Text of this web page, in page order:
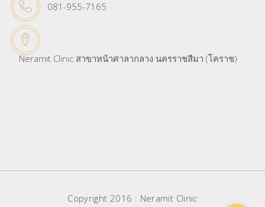
081-955-7165
Neramit Clinic สาขาหน้าศาลากลาง นครราชสีมา (โคราช)
Copyright 2016 : Neramit Clinic